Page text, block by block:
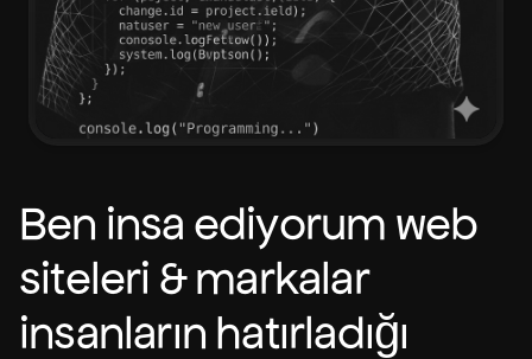
Ben inşa ediyorum web
siteleri & markalar
insanların hatırladığı